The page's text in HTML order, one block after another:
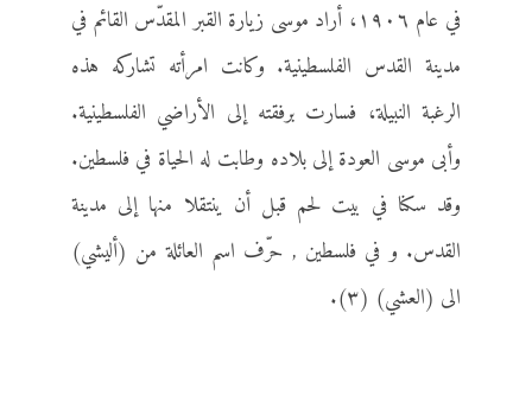
في عام ١٩٠٦، أراد موسى زيارة القبر المقدّس القائم في
مدينة القدس الفلسطينية. وكانت امرأته تشاركه هذه
الرغبة النبيلة، فسارت برفقته إلى الأراضي الفلسطينية.
وأبى موسى العودة إلى بلاده وطابت له الحياة في فلسطين.
وقد سكنا في بيت لحم قبل أن ينتقلا منها إلى مدينة
القدس. و في فلسطين , حرّف اسم العائلة من (أليشي)
الى (العشي) (٣).